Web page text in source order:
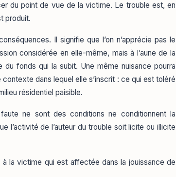
du point de vue de la victime. Le trouble est, en
produit.
Il signifie que l’on n’apprécie pas le
considérée en elle-même, mais à l’aune de la
du fonds qui la subit. Une même nuisance pourra
dans lequel elle s’inscrit : ce qui est toléré
résidentiel paisible.
ne sont des conditions ne conditionnent la
l’activité de l’auteur du trouble soit licite ou illicite
la victime qui est affectée dans la jouissance de